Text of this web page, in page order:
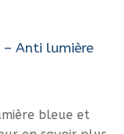
Anti lumière
bleue et